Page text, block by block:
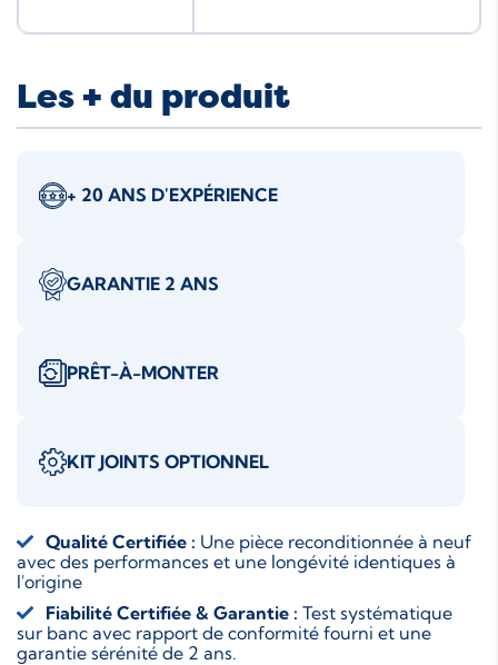
Les + du produit
+ 20 ANS D'EXPÉRIENCE
GARANTIE 2 ANS
PRÊT-À-MONTER
KIT JOINTS OPTIONNEL
Qualité Certifiée : Une pièce reconditionnée à neuf
avec des performances et une longévité identiques à
l'origine
Fiabilité Certifiée & Garantie : Test systématique
sur banc avec rapport de conformité fourni et une
garantie sérénité de 2 ans.